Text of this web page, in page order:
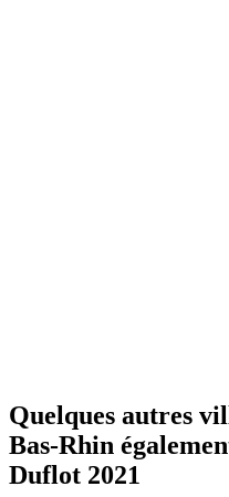
Quelques autres
Bas-Rhin
Duflot 2021